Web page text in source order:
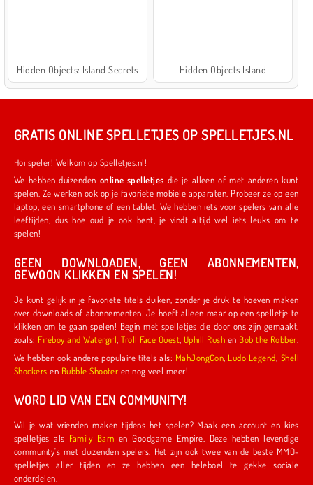
Hidden Objects: Island Secrets Hidden Objects Island
GRATIS ONLINE SPELLETJES OP SPELLETJES.NL
Hoi speler! Welkom op Spelletjes.nl!
We hebben duizenden online spelletjes die je alleen of met anderen kunt
spelen. Ze werken ook op je favoriete mobiele apparaten. Probeer ze op een
laptop, een smartphone of een tablet. We hebben iets voor spelers van alle
leeftijden, dus hoe oud je ook bent, je vindt altijd wel iets leuks om te
spelen!
GEEN DOWNLOADEN, GEEN ABONNEMENTEN,
GEWOON KLIKKEN EN SPELEN!
Je kunt gelijk in je favoriete titels duiken, zonder je druk te hoeven maken
over downloads of abonnementen. Je hoeft alleen maar op een spelletje te
klikken om te gaan spelen! Begin met spelletjes die door ons zijn gemaakt,
zoals:
Fireboy and Watergirl ,Troll Face Quest Uphill Rush en Bob the Robber
We hebben ook andere populaire titels als: MahJongCon Ludo Legend Shell
Shockers en Bubble Shooter en nog veel meer!
WORD LID VAN EEN COMMUNITY!
Wil je wat vrienden maken tijdens het spelen? Maak een account en kies
spelletjes als
Family Barn en Goodgame Empire. Deze hebben levendige
community's met duizenden spelers. Het zijn ook twee van de beste MMO-
spelletjes aller tijden en ze hebben een heleboel te gekke sociale
onderdelen.